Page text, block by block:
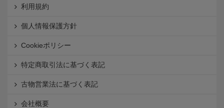
利用規約
個人情報保護方針
Cookieポリシー
特定商取引法に基づく表記
古物営業法に基づく表記
会社概要